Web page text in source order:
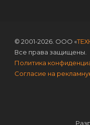
© 2001-2026. ООО «
Все права защищены.
Политика
Согласие на